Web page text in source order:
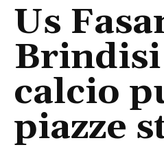
Us
Brindisi
calcio
piazze